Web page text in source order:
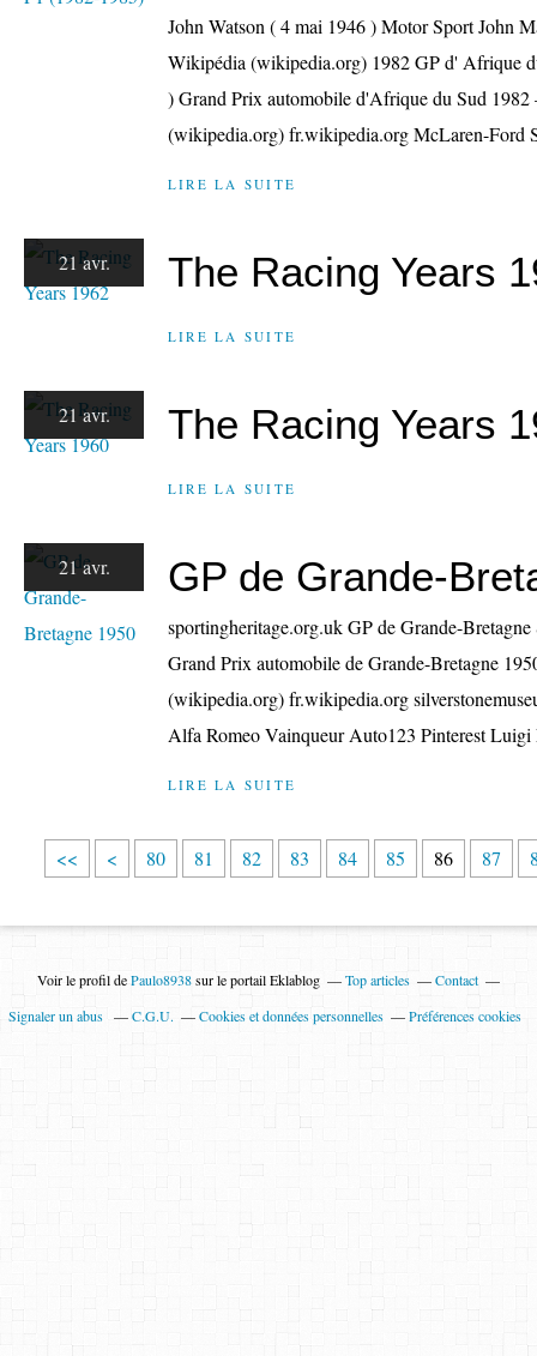
John Watson ( 4 mai 1946 ) Motor Sport John
Wikipédia (wikipedia.org) 1982 GP d' Afrique
) Grand Prix automobile d'Afrique du Sud
(wikipedia.org) fr.wikipedia.org McLaren-Ford
LIRE LA SUITE
21 avr. The Racing Years
LIRE LA SUITE
21 avr. The Racing Years
LIRE LA SUITE
21 avr. GP de Grande-
sportingheritage.org.uk GP de Grande-
Grand Prix automobile de Grande-Bretagne
(wikipedia.org) fr.wikipedia.org
Alfa Romeo Vainqueur Auto123 Pinterest Luigi
LIRE LA SUITE
<< <
1
2
3
4
5
6
7
80 81 82 83 84 85 86 87
Voir le profil dePaulo8938sur le portail Eklablog Top articles
Contact
Signaler un abus
C.G.U. Cookies et données personnelles Préférences cookies